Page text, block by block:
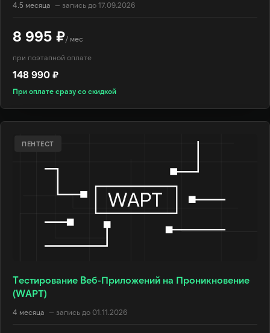
4.5 месяца — запись до 17.09.2026
8 995 ₽/ мес
при поэтапной оплате
148 990 ₽
При оплате сразу со скидкой
ПЕНТЕСТ
Тестирование Веб-Приложений на Проникновение
(WAPT)
4 месяца — запись до 01.11.2026